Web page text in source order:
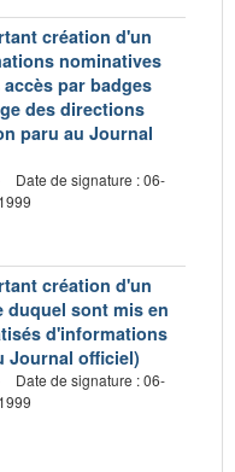
création d'un
nominatives
par badges
des directions
paru au Journal
Date de signature : 06-
création d'un
duquel sont mis en
d'informations
Journal officiel)
Date de signature : 06-